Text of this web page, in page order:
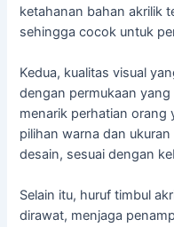
ketahanan bahan akrilik
sehingga cocok untuk
Kedua, kualitas visual
dengan permukaan
menarik perhatian orang
pilihan warna dan
desain, sesuai dengan
Selain itu, huruf timbul
dirawat, menjaga